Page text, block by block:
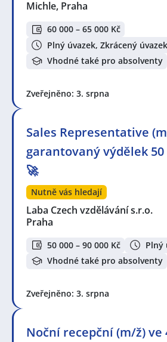
Michle, Praha
60 000 – 65 000 Kč
Plný úvazek, Zkrácený úvazek
Vhodné také pro absolventy
Zveřejněno: 3. srpna
Sales Representative
garantovaný výdělek 50
🚀
Nutně vás hledají
Laba Czech vzdělávání s.r.o.
Praha
50 000 – 90 000 Kč
Plný
Vhodné také pro absolventy
Zveřejněno: 3. srpna
Noční recepční (m/ž) ve